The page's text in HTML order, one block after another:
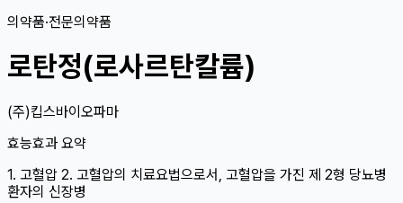
의약품·전문의약품
로탄정(로사르탄칼륨)
(주)킵스바이오파마
효능효과 요약
1. 고혈압 2. 고혈압의 치료요법으로서, 고혈압을 가진 제 2형 당뇨병
환자의 신장병